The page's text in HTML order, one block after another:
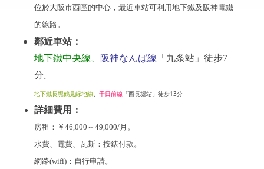
位於大阪市西區的中心，最近車站可利用地下鐵及阪神電鐵
的線路。
鄰近車站：
地下鐵中央線、 阪神なんば線 「九条站」徒步7
分。
地下鐵長堀鶴見緑地線、千日前線 「西長堀站」徒步13分
詳細費用：
房租： ￥46,000～49,000/月 。
水費、電費、瓦斯：按錶付款。
網路(wifi)：自行申請。